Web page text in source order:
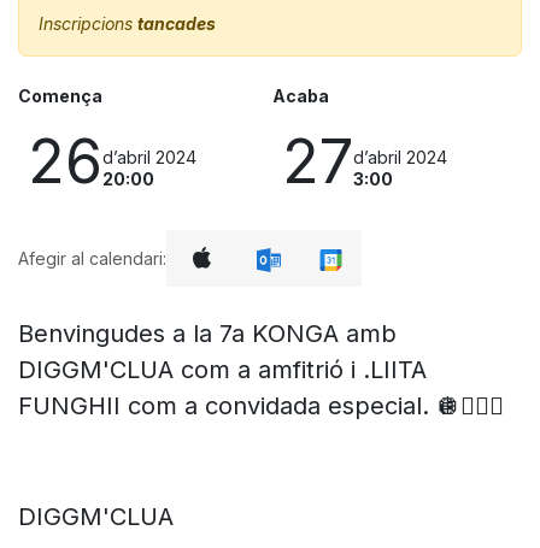
Inscripcions tancades
Comença
26d’abril 2024
20:00
Acaba
27d’abril 2024
3:00
Afegir al calendari:
Benvingudes a la 7a KONGA amb
DIGGM'CLUA com a amfitrió i .LIITA
FUNGHII com a convidada especial. 🪩❤️‍🔥🚀
DIGGM'CLUA